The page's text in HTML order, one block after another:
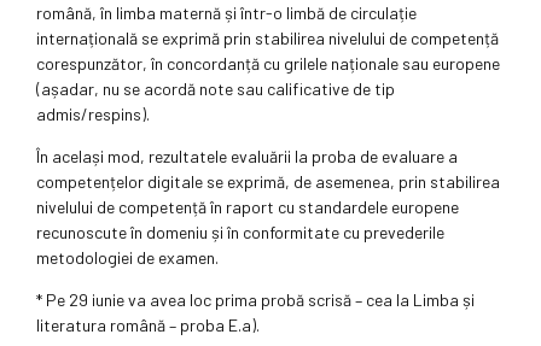
română, în limba maternă și într-o limbă de circulație
internațională se exprimă prin stabilirea nivelului de competență
corespunzător, în concordanță cu grilele naționale sau europene
(așadar, nu se acordă note sau calificative de tip
admis/respins).
În același mod, rezultatele evaluării la proba de evaluare a
competențelor digitale se exprimă, de asemenea, prin stabilirea
nivelului de competență în raport cu standardele europene
recunoscute în domeniu și în conformitate cu prevederile
metodologiei de examen.
* Pe 29 iunie va avea loc prima probă scrisă – cea la Limba și
literatura română – proba E.a).